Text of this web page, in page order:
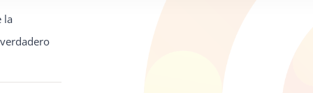
la